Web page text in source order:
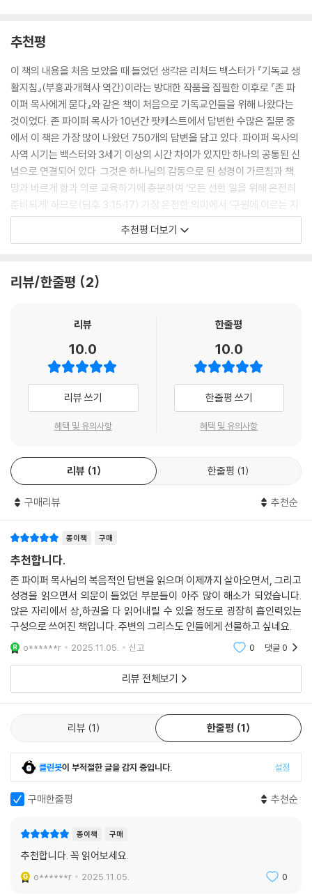
추천평
이 책의 내용을 처음 보았을 때 들었던 생각은 리처드 백스터가 『기독교 생
활지침』(부흥과개혁사 역간)이라는 방대한 작품을 집필한 이후로 『존 파
이퍼 목사에게 묻다』와 같은 책이 처음으로 기독교인들을 위해 나왔다는
것이었다. 존 파이퍼 목사가 10년간 팟캐스트에서 답변한 수많은 질문 중
에서 이 책은 가장 많이 나왔던 750개의 답변을 담고 있다. 파이퍼 목사의
사역 시기는 백스터와 3세기 이상의 시간 차이가 있지만 하나의 공통된 신
념으로 연결되어 있다. 그것은 하나님의 감동으로 된 성경이 가르침과 책
망과 바르게 함과 의로 교육하기에 충분하여 ‘모든 선한 일을 위해 온전히
준비되게’ 하므로(딤후 3:15·17) 가장 온전한 의미에서 ‘구원에 이르는 지
혜’를 우리에게 준다는 깊은 확신이다. 이 책의 가치는 명백하고도 다면적
이다. 우선 신학적·목회적·윤리적 질문들을 성경이라는 시금석에 비추어
논리에 엄격하고 철저한 주의를 기울여 이루어졌다. 이는 우리 모두에게
다. 또한, 존 파이퍼 목사가 성경을 다루는 단계적인 세심함은 그가 바라는
는 적용되지 않을 수 있는지를 분별하게 돕는다. 이처럼 파이퍼 목사는 신
학자로서는 우리의 이해를 돕고, 목회자로서는 우리가 단순히 로봇 인형이
되지 않고 하나님의 말씀을 스스로 생각하고 적용하는 분별력 있는 자로
성장하도록 격려한다. 이 책은 존 파이퍼 목사가 시간을 바치고 목회적 돌
봄을 통해 이룬 사랑의 수고를 보여 주며, 우리는 파이퍼 목사와 200만 단
오랜 동료 토니 레인키에게 깊이 감사한다. 이 책은 ‘모든 기독교 가정에 있
어야 할’ 희귀한 현대 저서 중 하나이며, 하나님 말씀의 인도하심과 그리스
도 안에서의 격려 및 성령을 따라 걸으라는 도전을 위해 우리가 계속 찾아
볼 수 있는 책이다.
y 저자)
‘Ask Pastor John’이라는 팟캐스트가 약 2천 회에 달하고 2억 3천만 회
의 청취를 기록했다는 사실과 토니 레인키가 220시간 분량의 오디오 녹음
을 압축해 이를 안내서로 만들었다는 사실 중 어떤 것이 더 놀라운지 모르
겠다. 현명하고 노련한 목회자와 함께 앉아 삶, 사역, 양육, 성, 성경 읽기,
이혼, 학대, 데이트, 도박, 먹고 마시는 것, 영화, 악령, 우울증, 시, 셀카봉
에 대한 실제적이고 세세한 질문을 하고 싶었던 적이 있는가? 그러면 이 책
은 당신을 위한 책이다. 적용의 모든 세세한 부분에서 파이퍼 목사에 동의
하지 않더라도, 그가 항상 사려 깊고, 신중하며, 목회적이고, 성경에 근거
하고 있음을 발견하게 될 것이다. 이 책을 처음부터 끝까지 읽거나, 매일 조
금씩 읽거나, 또는 이 모든 페이지를 상황 윤리와 실천 신학의 백과사전으
도움받지 않을(또는 매료되지 않을) 그리스도인은 없을 것이다.
리폼드 신학교 조직신학 부교수)
존 파이퍼 목사에게 어려운 질문을 던지면 그는 핵심 문제를 분리해 성경
에서 그 답을 도출하고, 교만의 기색 없이 친절한 어조로 전달한다. 파이퍼
목사는 어려운 성경 구절부터 기독교인의 일상적 고민, 당혹스럽거나 기이
추천평 더보기
리뷰/한줄평 2
리뷰
10.0
리뷰 쓰기
혜택 및 유의사항
한줄평
10.0
한줄평 쓰기
혜택 및 유의사항
리뷰 1 한줄평 1
구매리뷰 추천순
종이책 구매
추천합니다.
존 파이퍼 목사님의 복음적인 답변을 읽으며 이제까지 살아오면서, 그리고
성경을 읽으면서 의문이 들었던 부분들이 아주 많이 해소가 되었습니다.
앉은 자리에서 상,하권을 다 읽어내릴 수 있을 정도로 굉장히 흡인력있는
구성으로 쓰여진 책입니다. 주변의 그리스도 인들에게 선물하고 싶네요.
o******r 2025.11.05. 신고 0 댓글0
리뷰 전체보기
리뷰 1 한줄평 1
클린봇이 부적절한 글을 감지 중입니다. 설정
구매한줄평 추천순
종이책 구매
추천합니다. 꼭 읽어보세요.
o******r 2025.11.05. 0